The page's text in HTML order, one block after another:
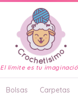
El límite es tu
Bolsas Carpetas